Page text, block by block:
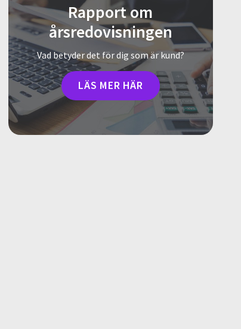
Rapport om
årsredovisningen
Vad betyder det för dig som är kund?
LÄS MER HÄR